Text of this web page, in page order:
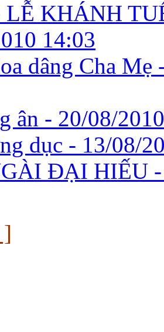
KHÁNH
14:03
dâng Cha Mẹ
ân - 20/08/
dục - 13/08/
ĐẠI HIẾU